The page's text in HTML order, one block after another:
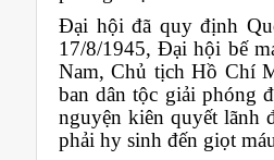
Đại hội đã quy định
17/8/1945, Đại hội bế
Nam, Chủ tịch Hồ Chí
ban dân tộc giải phóng
nguyện kiên quyết lãnh
phải hy sinh đến giọt